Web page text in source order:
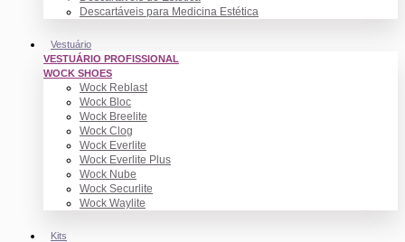
Descartáveis para Medicina Estética
Vestuário
VESTUÁRIO PROFISSIONAL
WOCK SHOES
Wock Reblast
Wock Bloc
Wock Breelite
Wock Clog
Wock Everlite
Wock Everlite Plus
Wock Nube
Wock Securlite
Wock Waylite
Kits